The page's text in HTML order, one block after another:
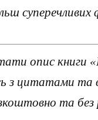
суперечливих
опис книги
з цитатами та
та без